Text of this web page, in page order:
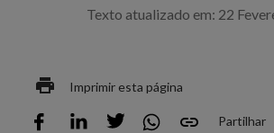
Texto atualizado em: 22
Imprimir esta página
Partilhar